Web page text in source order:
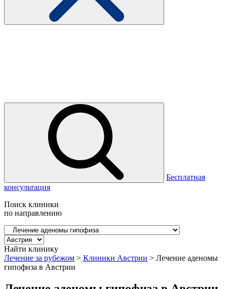
Бесплатная
консультация
Поиск клиники
по направлению
Найти клинику
Лечение за рубежом > Клиники Австрии > Лечение аденомы
гипофиза в Австрии